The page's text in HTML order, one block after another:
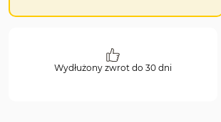
Wydłużony zwrot do 30 dni